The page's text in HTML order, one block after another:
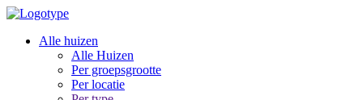
Alle huizen
Alle Huizen
Per groepsgrootte
Per locatie